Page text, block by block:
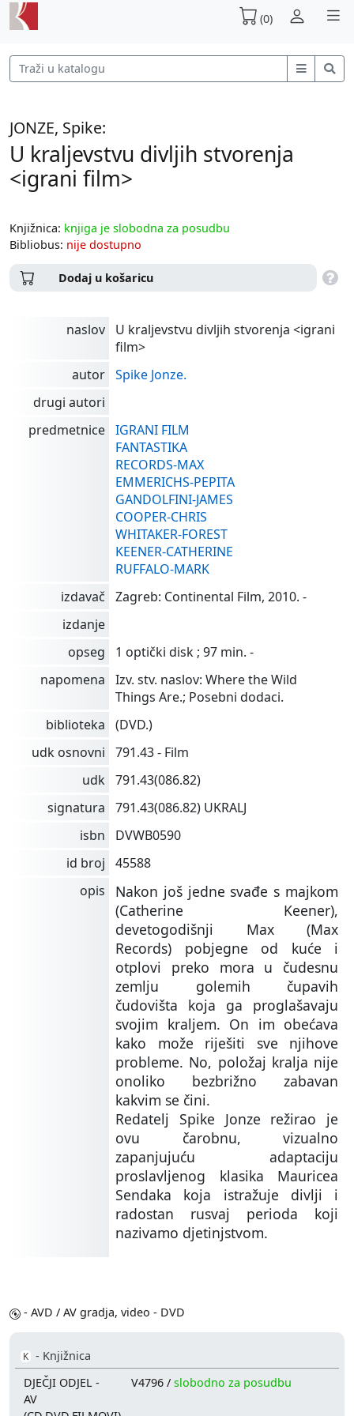
(0)
JONZE, Spike:
U kraljevstvu divljih stvorenja
<igrani film>
Knjižnica: knjiga je slobodna za posudbu
Bibliobus: nije dostupno
Dodaj u košaricu
naslov
U kraljevstvu divljih stvorenja <igrani
film>
autor Spike Jonze.
drugi autori
predmetnice IGRANI FILM
FANTASTIKA
RECORDS-MAX
EMMERICHS-PEPITA
GANDOLFINI-JAMES
COOPER-CHRIS
WHITAKER-FOREST
KEENER-CATHERINE
RUFFALO-MARK
izdavač
Zagreb: Continental Film, 2010. -
izdanje
opseg
1 optički disk ; 97 min. -
napomena
Izv. stv. naslov: Where the Wild
Things Are.; Posebni dodaci.
biblioteka
(DVD.)
udk osnovni
791.43 - Film
udk 791.43(086.82)
signatura
791.43(086.82) UKRALJ
isbn
DVWB0590
id broj
45588
opis
Nakon još jedne svađe s majkom
(Catherine Keener),
devetogodišnji Max (Max
Records) pobjegne od kuće i
otplovi preko mora u čudesnu
zemlju golemih čupavih
čudovišta koja ga proglašavaju
svojim kraljem. On im obećava
kako može riješiti sve njihove
probleme. No, položaj kralja nije
onoliko bezbrižno zabavan
kakvim se čini.
Redatelj Spike Jonze režirao je
ovu čarobnu, vizualno
zapanjujuću adaptaciju
proslavljenog klasika Mauricea
Sendaka koja istražuje divlji i
radostan rusvaj perioda koji
nazivamo djetinjstvom.
- AVD / AV gradja, video - DVD
K - Knjižnica
DJEČJI ODJEL -
AV
V4796 /slobodno za posudbu